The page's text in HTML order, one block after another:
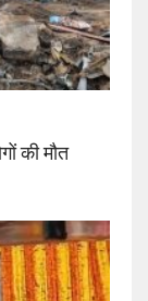
की मौत